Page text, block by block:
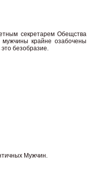
секретарем Обещства
крайне озабочены
безобразие.
Мужчин.